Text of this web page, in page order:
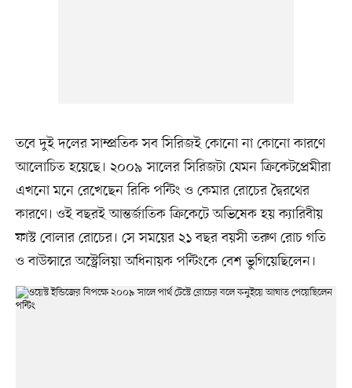
তবে দুই দলের সাম্প্রতিক সব সিরিজই কোনো না কোনো কারণে
আলোচিত হয়েছে। ২০০৯ সালের সিরিজটা যেমন ক্রিকেটপ্রেমীরা
এখনো মনে রেখেছেন রিকি পন্টিং ও কেমার রোচের দ্বৈরথের
কারণে। ওই বছরই আন্তর্জাতিক ক্রিকেটে অভিষেক হয় ক্যারিবীয়
ফাস্ট বোলার রোচের। সে সময়ের ২১ বছর বয়সী তরুণ রোচ গতি
ও বাউন্সারে অস্ট্রেলিয়া অধিনায়ক পন্টিংকে বেশ ভুগিয়েছিলেন।